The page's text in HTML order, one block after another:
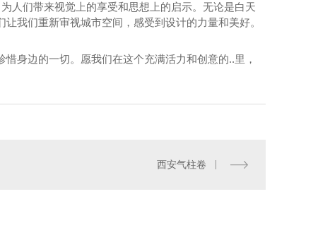
人们带来视觉上的享受和思想上的启示。无论是白天
我们重新审视城市空间，感受到设计的力量和美好。
身边的一切。愿我们在这个充满活力和创意的..里，
西安气柱卷